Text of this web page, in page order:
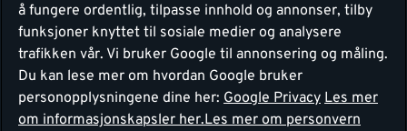
å fungere ordentlig, tilpasse innhold og annonser, tilby
funksjoner knyttet til sosiale medier og analysere
trafikken vår. Vi bruker Google til annonsering og måling.
Du kan lese mer om hvordan Google bruker
personopplysningene dine her: Google Privacy Les mer
om informasjonskapsler her.Les mer om personvern